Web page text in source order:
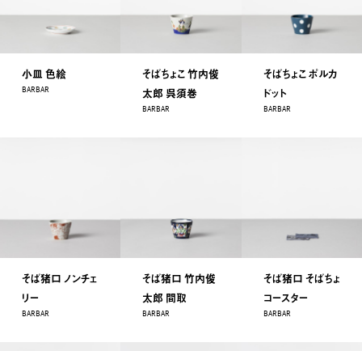
小皿 色絵
BARBAR
そばちょこ 竹内俊
太郎 呉須巻
BARBAR
そばちょこ ポルカ
ドット
BARBAR
そば猪口 ノンチェ
リー
BARBAR
そば猪口 竹内俊
太郎 間取
BARBAR
そば猪口 そばちょ
コースター
BARBAR